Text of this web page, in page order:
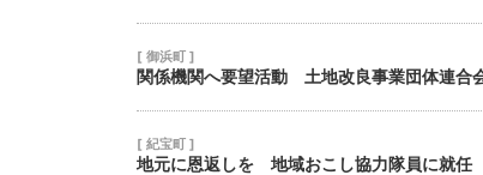
[ 御浜町 ]
関係機関へ要望活動 土地改良事業団体連合
[ 紀宝町 ]
地元に恩返しを 地域おこし協力隊員に就